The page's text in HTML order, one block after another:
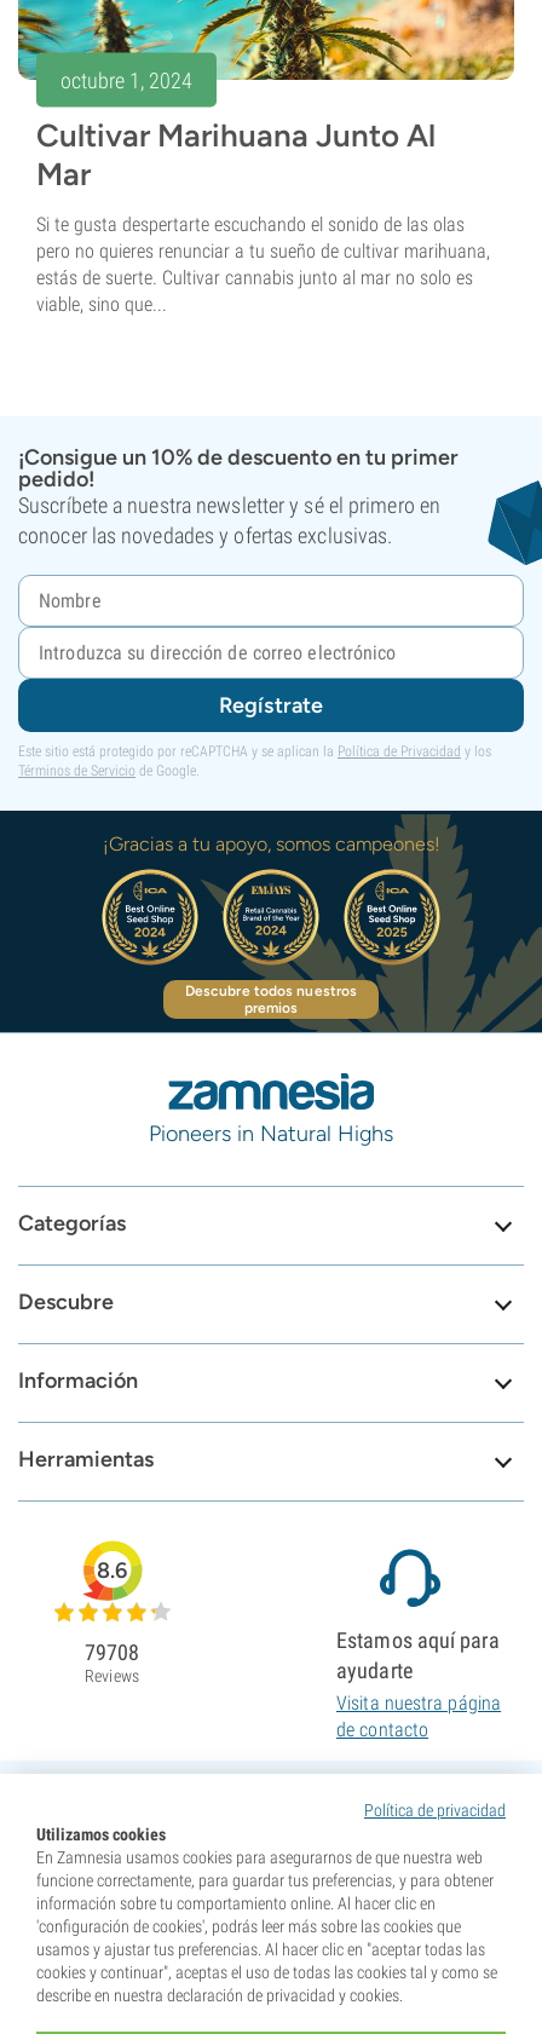
octubre 1, 2024
Cultivar Marihuana Junto Al
Mar
Si te gusta despertarte escuchando el sonido de las olas
pero no quieres renunciar a tu sueño de cultivar marihuana,
estás de suerte. Cultivar cannabis junto al mar no solo es
viable, sino que...
¡Consigue un 10% de descuento en tu primer
pedido!
Suscríbete a nuestra newsletter y sé el primero en
conocer las novedades y ofertas exclusivas.
Regístrate
Este sitio está protegido por reCAPTCHA y se aplican la Política de Privacidad y los
Términos de Servicio de Google.
¡Gracias a tu apoyo, somos campeones!
Descubre todos nuestros
premios
Pioneers in Natural Highs
Categorías
Descubre
Información
Herramientas
Política de privacidad
Utilizamos cookies
En Zamnesia usamos cookies para asegurarnos de que nuestra web
funcione correctamente, para guardar tus preferencias, y para obtener
información sobre tu comportamiento online. Al hacer clic en
'configuración de cookies', podrás leer más sobre las cookies que
usamos y ajustar tus preferencias. Al hacer clic en "aceptar todas las
cookies y continuar", aceptas el uso de todas las cookies tal y como se
describe en nuestra declaración de privacidad y cookies.
8.6
79708
Reviews
Estamos aquí para
ayudarte
Visita nuestra página
de contacto